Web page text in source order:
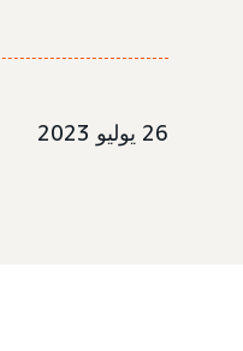
26 يوليو 2023